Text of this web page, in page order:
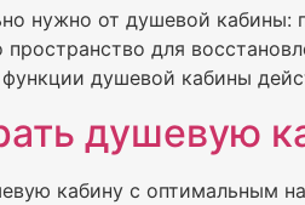
нужно от душевой
для
душевой кабины
душевую
кабину с оптимальным